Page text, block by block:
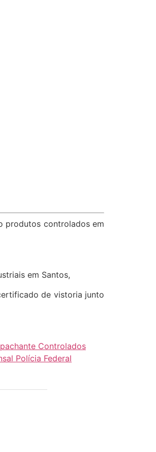
produtos controlados em
em Santos,
de vistoria junto
Controlados
Polícia Federal